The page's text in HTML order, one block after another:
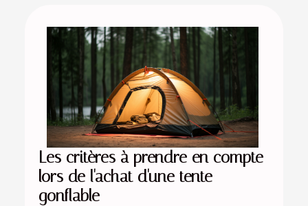
Les critères à prendre en compte
lors de l'achat d'une tente
gonflable